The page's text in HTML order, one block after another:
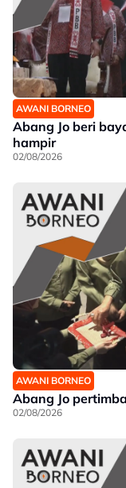
AWANI BORNEO
Abang Jo beri
hampir
02/08/2026
AWANI BORNEO
Abang Jo
02/08/2026